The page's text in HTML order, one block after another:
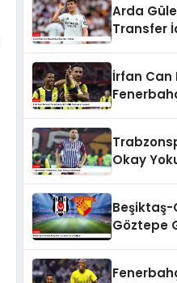
Arda
Transfer
İrfan Can
Okay
Beşiktaş-
Göztepe